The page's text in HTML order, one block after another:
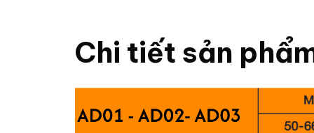
Chi tiết sản